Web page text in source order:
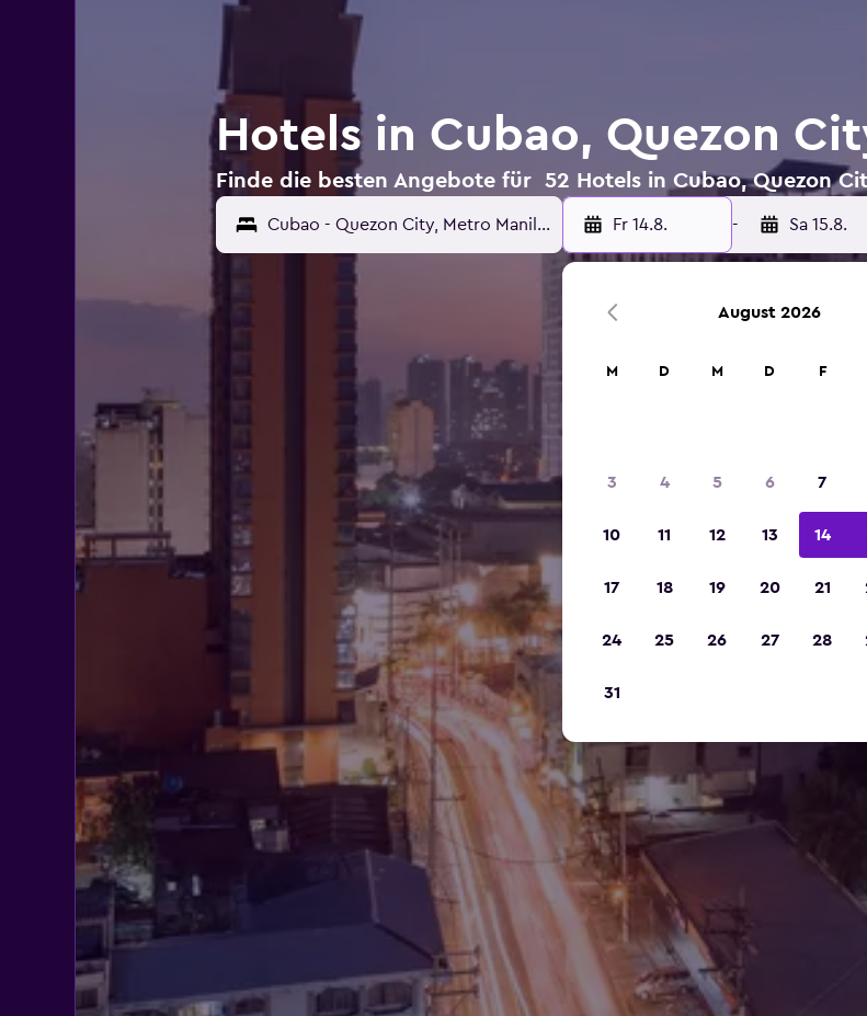
Hotels in Cubao, Quezon
Finde die besten Angebote für 52 Hotels in Cubao, Quezon
Fr 14.8. - Sa 15.8.
August 2026
M D M D F
3 4 5 6 7
10 11 12 13 14
17 18 19 20 21
24 25 26 27 28
31